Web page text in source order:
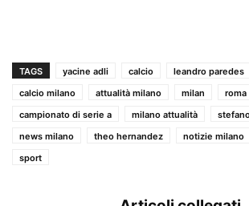
TAGS yacine adli calcio leandro paredes
calcio milano
attualità milano milan
roma
campionato di serie a
milano attualità
news milano
theo hernandez notizie milano
sport